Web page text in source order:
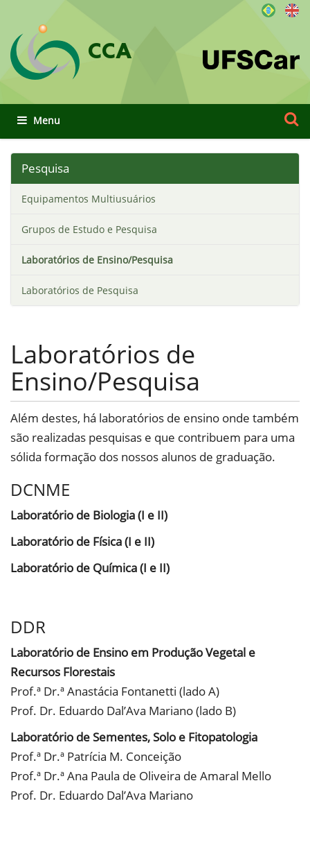
CCA
Busca
Toggle navigation
Pesquisa
Equipamentos Multiusuários
Grupos de Estudo e Pesquisa
Laboratórios de Ensino/Pesquisa
Laboratórios de Pesquisa
Laboratórios de
Ensino/Pesquisa
Além destes, há laboratórios de ensino onde também
são realizadas pesquisas e que contribuem para uma
sólida formação dos nossos alunos de graduação.
DCNME
Laboratório de Biologia (I e II)
Laboratório de Física (I e II)
Laboratório de Química (I e II)
DDR
Laboratório de Ensino em Produção Vegetal e
Recursos Florestais
Prof.ª Dr.ª Anastácia Fontanetti (lado A)
Prof. Dr. Eduardo Dal’Ava Mariano (lado B)
Laboratório de Sementes, Solo e Fitopatologia
Prof.ª Dr.ª Patrícia M. Conceição
Prof.ª Dr.ª Ana Paula de Oliveira de Amaral Mello
Prof. Dr. Eduardo Dal’Ava Mariano